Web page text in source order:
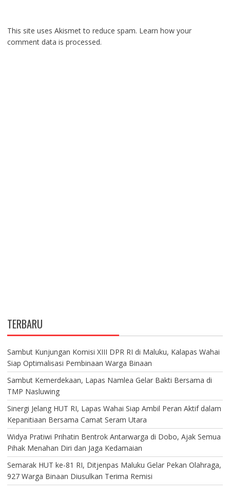
This site uses Akismet to reduce spam. Learn how your
comment data is processed.
TERBARU
Sambut Kunjungan Komisi XIII DPR RI di Maluku, Kalapas Wahai
Siap Optimalisasi Pembinaan Warga Binaan
Sambut Kemerdekaan, Lapas Namlea Gelar Bakti Bersama di
TMP Nasluwing
Sinergi Jelang HUT RI, Lapas Wahai Siap Ambil Peran Aktif dalam
Kepanitiaan Bersama Camat Seram Utara
Widya Pratiwi Prihatin Bentrok Antarwarga di Dobo, Ajak Semua
Pihak Menahan Diri dan Jaga Kedamaian
Semarak HUT ke-81 RI, Ditjenpas Maluku Gelar Pekan Olahraga,
927 Warga Binaan Diusulkan Terima Remisi